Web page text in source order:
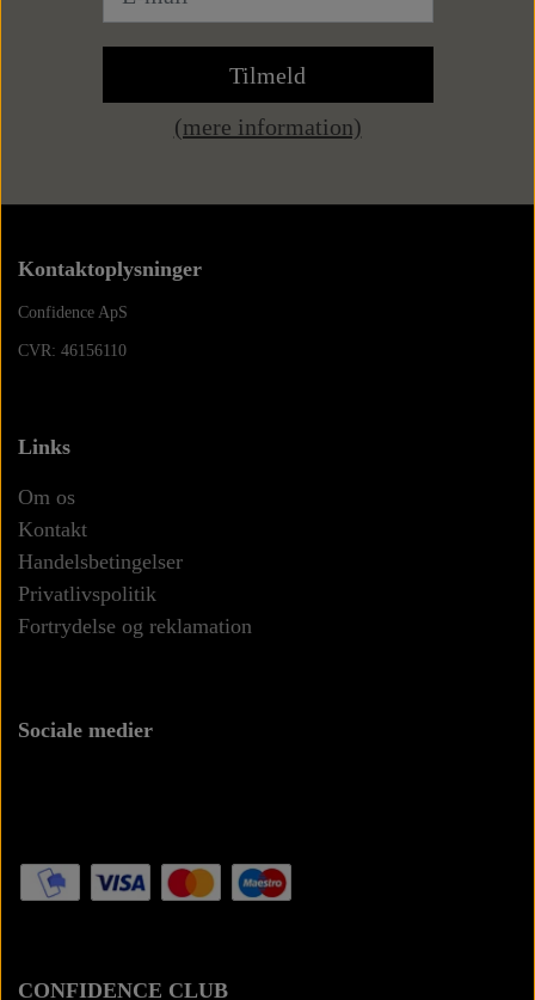
Tilmeld
(mere information)
Kontaktoplysninger
Confidence ApS
CVR: 46156110
Links
Om os
Kontakt
Handelsbetingelser
Privatlivspolitik
Fortrydelse og reklamation
Sociale medier
CONFIDENCE CLUB